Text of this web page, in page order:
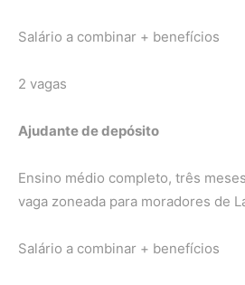
Salário a combinar + benefícios
2 vagas
Ajudante de depósito
Ensino médio completo, três
vaga zoneada para moradores de
Salário a combinar + benefícios